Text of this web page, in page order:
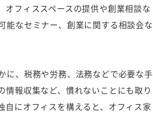
オフィススペースの提供や創業相談な
能なセミナー、創業に関する相談会な
に、税務や労務、法務などで必要な手
情報収集など、慣れないことにも取り
自にオフィスを構えると、オフィス家